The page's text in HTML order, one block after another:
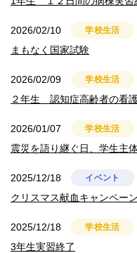
2026/02/10 学校生活
まもなく国家試験
2026/02/09 学校生活
２年生 認知症高齢者の看
2026/01/07 学校生活
震災を語り継ぐ日、学生主
2025/12/18 イベント
クリスマス献血キャンペー
2025/12/18 学校生活
3年生実習終了